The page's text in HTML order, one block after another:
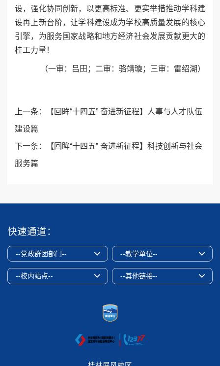
设，强化协同创新，以更高标准、更实举措推动学科建
设再上新台阶，让学科建设成为学校高质量发展的核心
引擎，为服务国家战略和地方经济社会发展贡献更大的
桂工力量！
（一审：吕田；二审：骆靖璇；三审：雷绍湖）
上一条： ​【回眸“十四五” 奋进新征程】人事与人才队伍
建设篇
下一条： 【回眸“十四五” 奋进新征程】科技创新与社会
服务篇
快速通道：
--党政群团部门-- --教学单位--
--校内站点-- --其他链接--